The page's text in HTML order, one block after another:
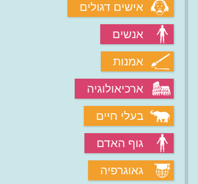
אישים דגולים
אנשים
אמנות
ארכיאולוגיה
בעלי חיים
גוף האדם
גאוגרפיה